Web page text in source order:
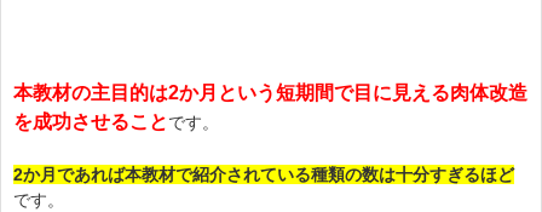
本教材の主目的は2か月という短期間で目に見える肉体改造
を成功させることです。
2か月であれば本教材で紹介されている種類の数は十分すぎるほど
です。